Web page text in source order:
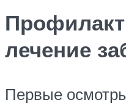
лечение
Первые